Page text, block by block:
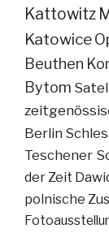
Kattowitz
Katowice
Beuthen
Bytom
Berlin
Teschener
der Zeit
polnische